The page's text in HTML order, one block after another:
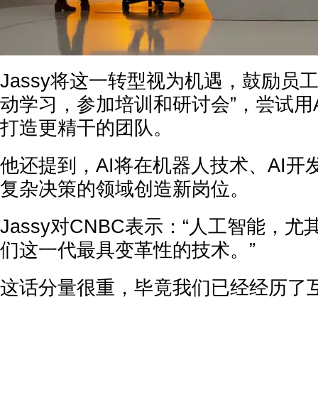
Jassy将这一转型视为机遇，鼓励员
动学习，参加培训和研讨会”，尝试
打造更精干的团队。
他还提到，AI将在机器人技术、AI开
复杂决策的领域创造新岗位。
Jassy对CNBC表示：“人工智能，尤
们这一代最具变革性的技术。”
这话分量很重，毕竟我们已经经历了